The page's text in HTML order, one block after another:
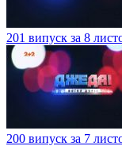
201 випуск за 8
200 випуск за 7